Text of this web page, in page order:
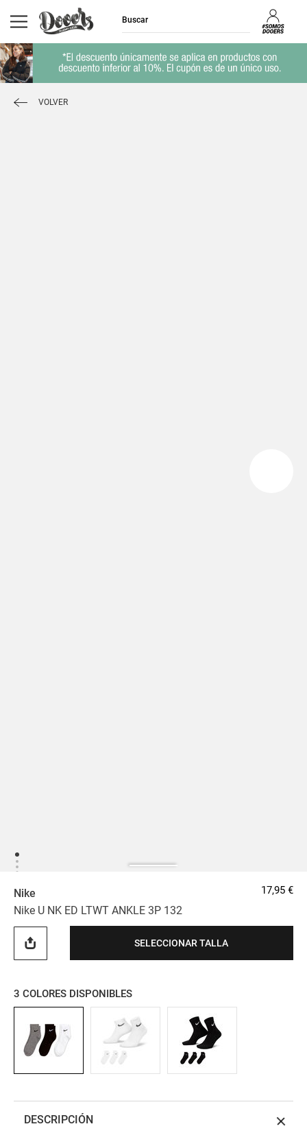
VOLVER
Nike
Nike U NK ED LTWT ANKLE 3P 132
17,95 €
SELECCIONAR TALLA
3 COLORES DISPONIBLES
DESCRIPCIÓN